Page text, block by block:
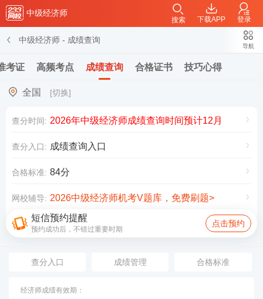
中级经济师
下载APP 登录
搜索
中级经济师 - 成绩查询
考证 高频考点 成绩查询 合格证书 技巧心得
导航
全国 [切换]
查分时间: 2026年中级经济师成绩查询时间预计12月
查分入口: 成绩查询入口
合格标准: 84分
网校辅导: 2026中级经济师机考V题库，免费刷题>
短信预约提醒
预约成功后，不错过重要时期
点击预约
查分入口 成绩管理 合格标准
经济师成绩有效期：